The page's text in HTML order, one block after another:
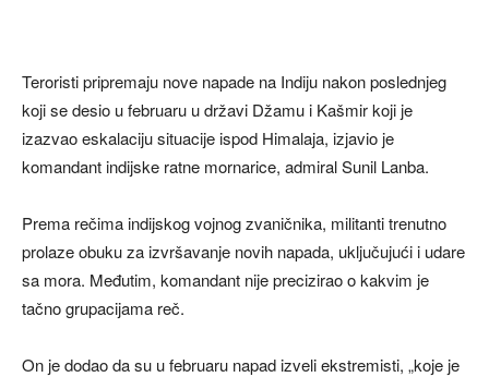
Teroristi pripremaju nove napade na Indiju nakon poslednjeg
koji se desio u februaru u državi Džamu i Kašmir koji je
izazvao eskalaciju situacije ispod Himalaja, izjavio je
komandant indijske ratne mornarice, admiral Sunil Lanba.
Prema rečima indijskog vojnog zvaničnika, militanti trenutno
prolaze obuku za izvršavanje novih napada, uključujući i udare
sa mora. Međutim, komandant nije precizirao o kakvim je
tačno grupacijama reč.
On je dodao da su u februaru napad izveli ekstremisti, „koje je